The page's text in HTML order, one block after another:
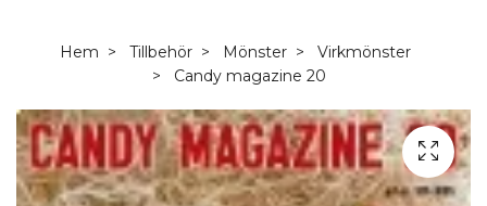
Hem Tillbehör Mönster
Virkmönster
Candy magazine 20